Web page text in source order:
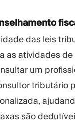
das leis
as atividades
um
tributário
são